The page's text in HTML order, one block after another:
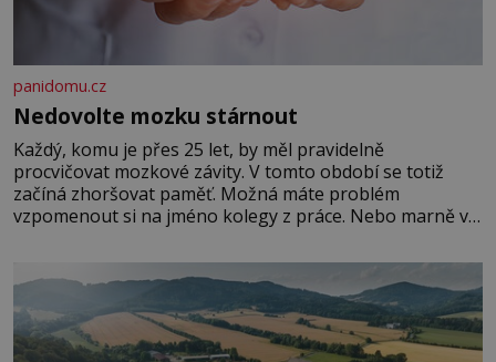
panidomu.cz
Nedovolte mozku stárnout
Každý, komu je přes 25 let, by měl pravidelně
procvičovat mozkové závity. V tomto období se totiž
začíná zhoršovat paměť. Možná máte problém
vzpomenout si na jméno kolegy z práce. Nebo marně v
Je to opravdu tak, s věkem jako kdyby se paměť
rozhodla stávkovat. Cvičte